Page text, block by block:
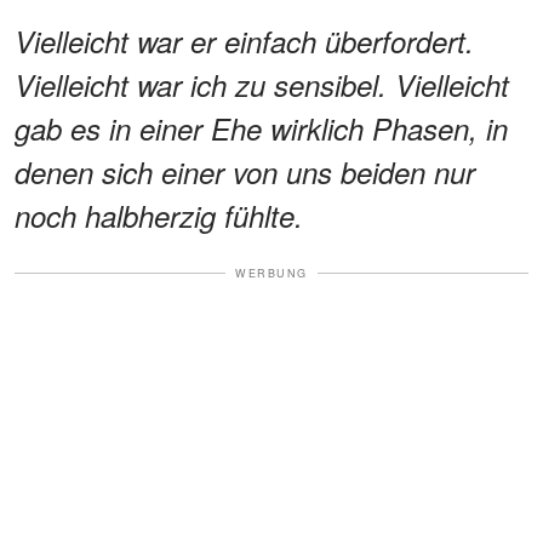
Vielleicht war er einfach überfordert.
Vielleicht war ich zu sensibel. Vielleicht
gab es in einer Ehe wirklich Phasen, in
denen sich einer von uns beiden nur
noch halbherzig fühlte.
WERBUNG